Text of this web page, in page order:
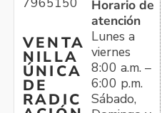
VENTA
NILLA
ÚNICA
DE
RADIC
Horario de
atención
Lunes a
viernes
8:00 a.m. –
6:00 p.m.
Sábado,